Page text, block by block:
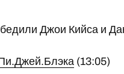
Джои Кийса и
(13:05)